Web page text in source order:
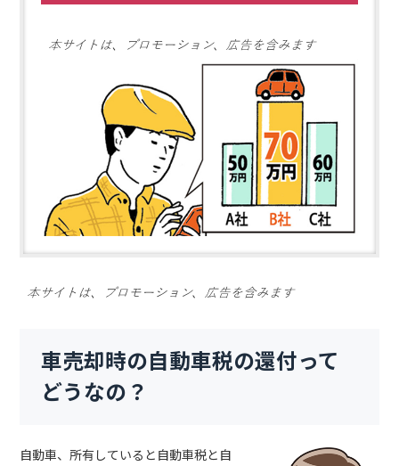
車売却時の自動車税の還付って
どうなの？
自動車、所有していると自動車税と自